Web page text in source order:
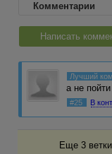
Комментарии
Написать
Лучший
а не
#25 В
Еще 3